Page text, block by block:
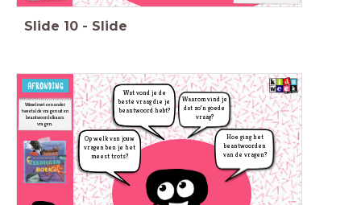
Slide 10 - Slide
Wat vond je de
beste vraag die je
beantwoord hebt?
Op welk van jouw
vragen ben je het
meest trots?
Hoe ging het
beantwoorden
van de vragen?
Waarom vind je
dat zo’n goede
vraag?
Wissel met een ander
tweetal de vragen uit en
beantwoord elkaars
vragen.